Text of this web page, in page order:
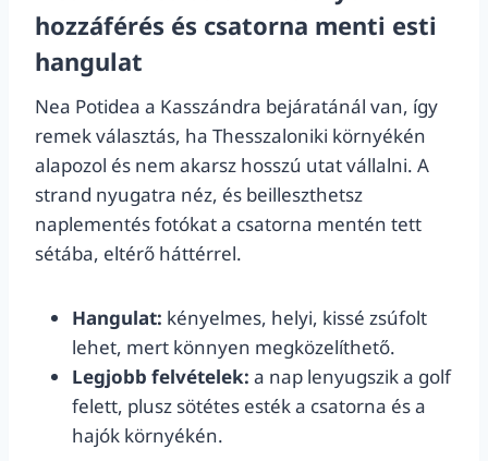
hozzáférés és csatorna menti esti
hangulat
Nea Potidea a Kasszándra bejáratánál van, így
remek választás, ha Thesszaloniki környékén
alapozol és nem akarsz hosszú utat vállalni. A
strand nyugatra néz, és beilleszthetsz
naplementés fotókat a csatorna mentén tett
sétába, eltérő háttérrel.
Hangulat: kényelmes, helyi, kissé zsúfolt
lehet, mert könnyen megközelíthető.
Legjobb felvételek: a nap lenyugszik a golf
felett, plusz sötétes esték a csatorna és a
hajók környékén.